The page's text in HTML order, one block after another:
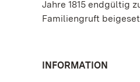
Jahre 1815 endgültig
Familiengruft
INFORMATION